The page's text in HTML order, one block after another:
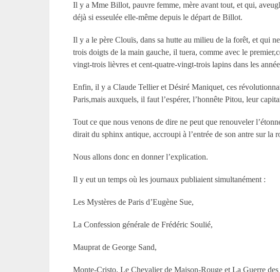
Il y a Mme Billot, pauvre femme, mère avant tout, et qui,
déjà si esseulée elle-même depuis le départ de Billot.
Il y a le père Clouïs, dans sa hutte au milieu de la forêt, et qui
trois doigts de la main gauche, il tuera, comme avec le
vingt-trois lièvres et cent-quatre-vingt-trois lapins dans les
Enfin, il y a Claude Tellier et Désiré Maniquet, ces
Paris,mais auxquels, il faut l’espérer, l’honnête Pitou, leur
Tout ce que nous venons de dire ne peut que renouveler
dirait du sphinx antique, accroupi à l’entrée de son antre sur la
Nous allons donc en donner l’explication.
Il y eut un temps où les journaux publiaient simultanément :
Les Mystères de Paris d’Eugène Sue,
La Confession générale de Frédéric Soulié,
Mauprat de George Sand,
Monte-Cristo, Le Chevalier de Maison-Rouge et La Guerre des